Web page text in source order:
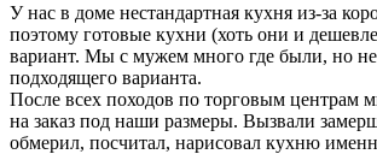
У нас в доме нестандартная кухня из-за
поэтому готовые кухни (хоть они и
вариант. Мы с мужем много где были, но
подходящего варианта.
После всех походов по торговым центрам
на заказ под наши размеры. Вызвали
обмерил, посчитал, нарисовал кухню